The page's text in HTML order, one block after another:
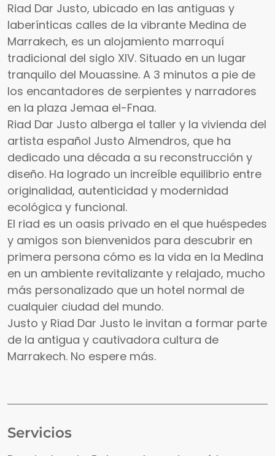
Riad Dar Justo, ubicado en las antiguas y
laberínticas calles de la vibrante Medina de
Marrakech, es un alojamiento marroquí
tradicional del siglo XIV. Situado en un lugar
tranquilo del Mouassine. A 3 minutos a pie de
los encantadores de serpientes y narradores
en la plaza Jemaa el-Fnaa.
Riad Dar Justo alberga el taller y la vivienda del
artista español Justo Almendros, que ha
dedicado una década a su reconstrucción y
diseño. Ha logrado un increíble equilibrio entre
originalidad, autenticidad y modernidad
ecológica y funcional.
El riad es un oasis privado en el que huéspedes
y amigos son bienvenidos para descubrir en
primera persona cómo es la vida en la Medina
en un ambiente revitalizante y relajado, mucho
más personalizado que un hotel normal de
cualquier ciudad del mundo.
Justo y Riad Dar Justo le invitan a formar parte
de la antigua y cautivadora cultura de
Marrakech. No espere más.
Servicios